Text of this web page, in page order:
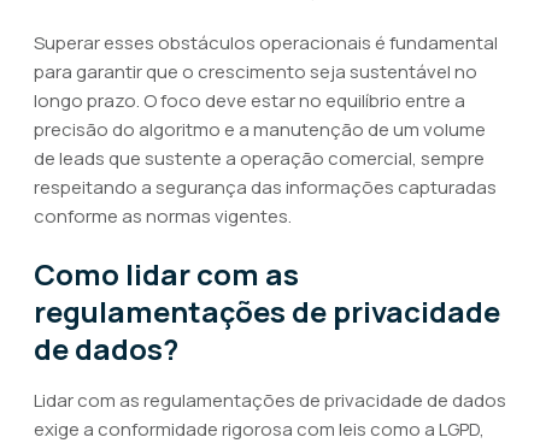
Superar esses obstáculos operacionais é fundamental
para garantir que o crescimento seja sustentável no
longo prazo. O foco deve estar no equilíbrio entre a
precisão do algoritmo e a manutenção de um volume
de leads que sustente a operação comercial, sempre
respeitando a segurança das informações capturadas
conforme as normas vigentes.
Como lidar com as
regulamentações de privacidade
de dados?
Lidar com as regulamentações de privacidade de dados
exige a conformidade rigorosa com leis como a LGPD,